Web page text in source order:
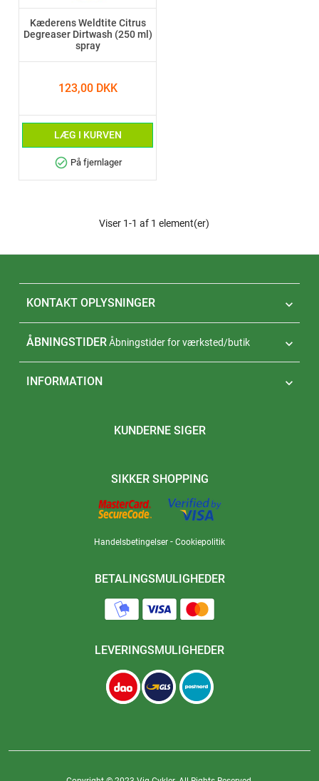
Kæderens Weldtite Citrus
Degreaser Dirtwash (250 ml)
spray
123,00 DKK
LÆG I KURVEN
check_circle På fjernlager
Viser 1-1 af 1 element(er)
KONTAKT OPLYSNINGER 
ÅBNINGSTIDER 
Åbningstider for værksted/butik
INFORMATION 
KUNDERNE SIGER
SIKKER SHOPPING
Handelsbetingelser - Cookiepolitik
BETALINGSMULIGHEDER
LEVERINGSMULIGHEDER